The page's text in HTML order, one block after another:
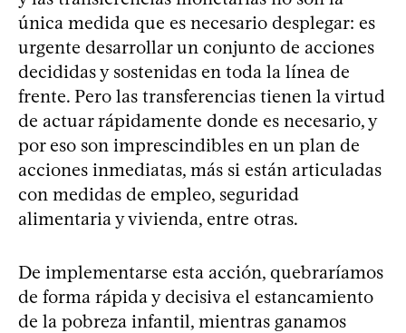
única medida que es necesario desplegar: es
urgente desarrollar un conjunto de acciones
decididas y sostenidas en toda la línea de
frente. Pero las transferencias tienen la virtud
de actuar rápidamente donde es necesario, y
por eso son imprescindibles en un plan de
acciones inmediatas, más si están articuladas
con medidas de empleo, seguridad
alimentaria y vivienda, entre otras.
De implementarse esta acción, quebraríamos
de forma rápida y decisiva el estancamiento
de la pobreza infantil, mientras ganamos